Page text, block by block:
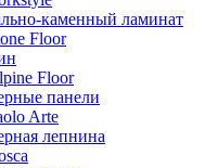
каменный ламинат
Floor
Floor
панели
Arte
лепнина